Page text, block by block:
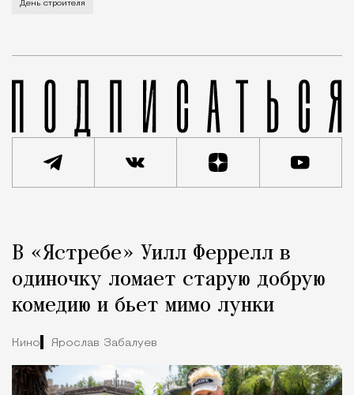
День строителя
Город
В «Ястребе» Уилл Феррелл в
одиночку ломает старую добрую
комедию и бьет мимо лунки
Кино Ярослав Забалуев